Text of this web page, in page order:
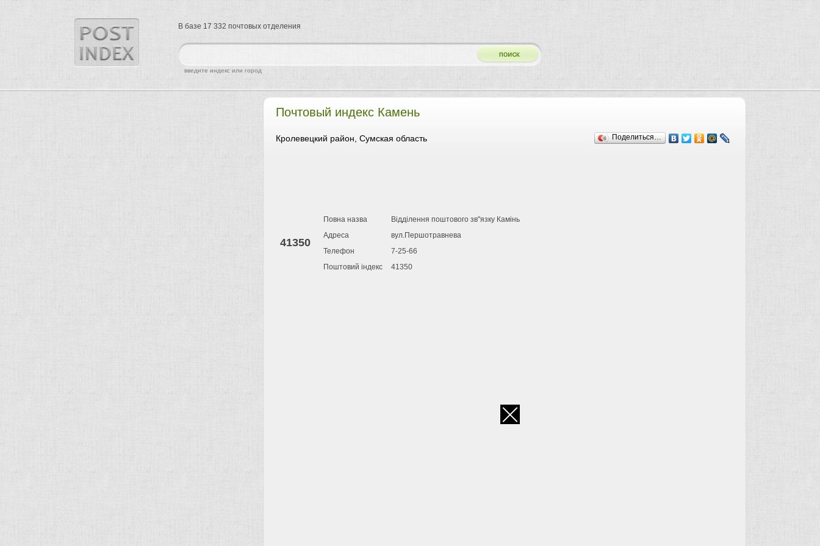
Почтовый индекс Камень
Поделиться…
Кролевецкий район, Сумская область
41350
Повна назва
Відділення поштового зв"язку Камінь
Адреса
вул.Першотравнева
Телефон
7-25-66
Поштовий індекс
41350
найти
введите индекс или город
В базе 17 332 почтовых отделения